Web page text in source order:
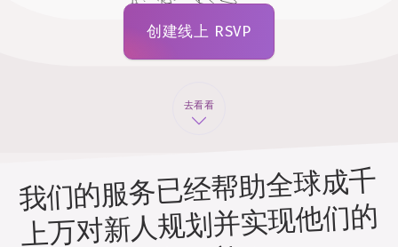
创建线上 RSVP
去看看
我们的服务已经帮助全球成千
上万对新人规划并实现他们的